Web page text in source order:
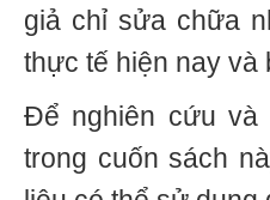
giả chỉ sửa chữa
thực tế hiện nay và
Để nghiên cứu và
trong cuốn sách